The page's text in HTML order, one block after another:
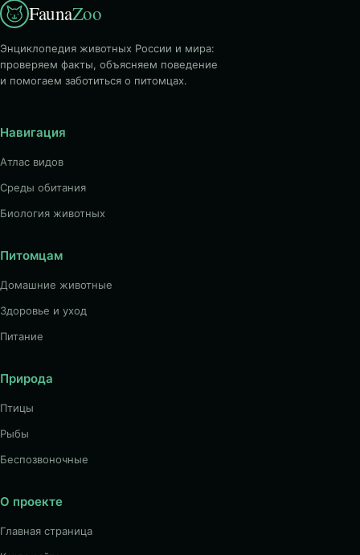
FaunaZoo
Энциклопедия животных России и мира:
проверяем факты, объясняем поведение
и помогаем заботиться о питомцах.
Навигация
Атлас видов
Среды обитания
Биология животных
Питомцам
Домашние животные
Здоровье и уход
Питание
Природа
Птицы
Рыбы
Беспозвоночные
О проекте
Главная страница